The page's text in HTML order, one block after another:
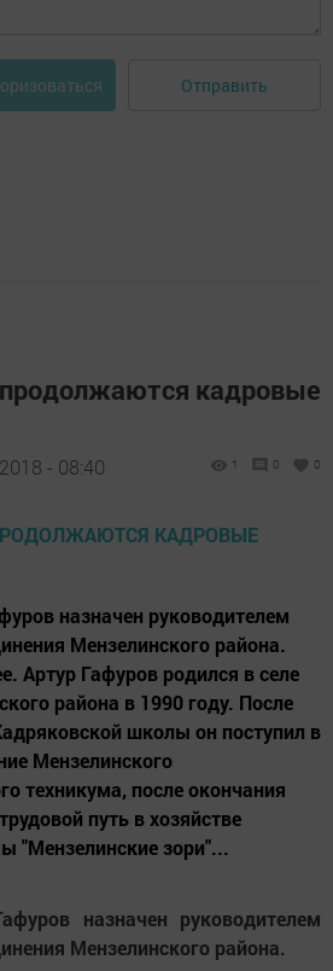
Отправить
кадровые
- 08:40 1 0 0
назначен руководителем
Мензелинского района.
Артур Гафуров родился в селе
района в 1990 году. После
школы он поступил в
Мензелинского
техникума, после окончания
путь в хозяйстве
"Мензелинские зори"...
назначен руководителем
Мензелинского района.